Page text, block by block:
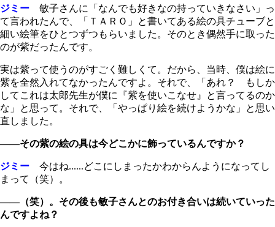
ジミー 敏子さんに「なんでも好きなの持っていきなさい」っ
て言われたんで、「ＴＡＲＯ」と書いてある絵の具チューブと
細い絵筆をひとつずつもらいました。そのとき偶然手に取った
のが紫だったんです。
実は紫って使うのがすごく難しくて。だから、当時、僕は絵に
紫を全然入れてなかったんですよ。それで、「あれ？ もしか
してこれは太郎先生が僕に『紫を使いこなせ』と言ってるのか
な」と思って。それで、「やっぱり絵を続けようかな」と思い
直しました。
――その紫の絵の具は今どこかに飾っているんですか？
ジミー 今はね......どこにしまったかわからんようになってし
まって（笑）。
――（笑）。その後も敏子さんとのお付き合いは続いていった
んですよね？